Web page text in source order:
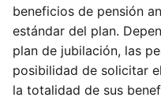
beneficios de pensión
estándar del plan.
plan de jubilación, las
posibilidad de solicitar
la totalidad de sus